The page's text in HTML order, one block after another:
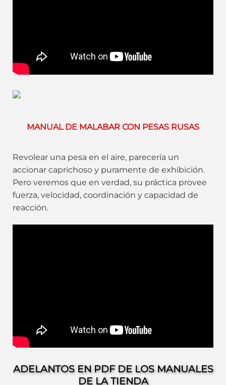
MANUAL DE MALABAR CON PESAS RUSAS
Revolear una pesa en el aire, parecería un
accionar caprichoso y puramente de exhibición.
Pero veremos que en verdad, su práctica provee
fuerza, velocidad, coordinación y capacidad de
reacción.
ADELANTOS EN PDF DE LOS MANUALES
DE LA TIENDA